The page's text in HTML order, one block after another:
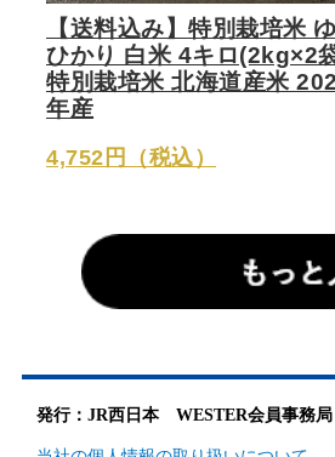
【送料込み】特別栽培米
ひかり 白米 4キロ(2kg×2
特別栽培米 北海道産米
年産
4,752円（税込）
発行：JR西日本 WESTER会員事務局